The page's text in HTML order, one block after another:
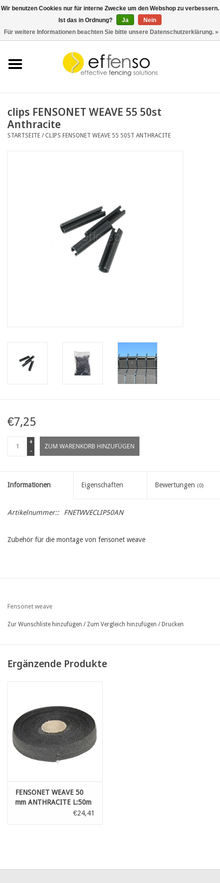
Beleuchtung
clips FENSONET WEAVE 55 50st
Anthracite
STARTSEITE / CLIPS FENSONET WEAVE 55 50ST ANTHRACITE
€7,25
+
-
ZUM WARENKORB HINZUFÜGEN
Informationen Eigenschaften Bewertungen (0)
Artikelnummer:: FNETWVECLIP50AN
Zubehör für die montage von fensonet weave
Fensonet weave
Zur Wunschliste hinzufügen / Zum Vergleich hinzufügen / Drucken
Ergänzende Produkte
FENSONET WEAVE 50
mm ANTHRACITE L:50m
€24,41
Wir benutzen Cookies nur für interne Zwecke um den Webshop zu verbessern.
Ist das in Ordnung?
Ja
Nein
Für weitere Informationen beachten Sie bitte unsere Datenschutzerklärung. »